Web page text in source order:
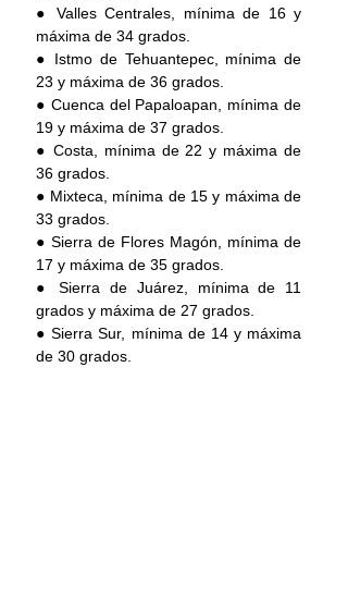
● Valles Centrales, mínima de 16 y
máxima de 34 grados.
● Istmo de Tehuantepec, mínima de
23 y máxima de 36 grados.
● Cuenca del Papaloapan, mínima de
19 y máxima de 37 grados.
● Costa, mínima de 22 y máxima de
36 grados.
● Mixteca, mínima de 15 y máxima de
33 grados.
● Sierra de Flores Magón, mínima de
17 y máxima de 35 grados.
● Sierra de Juárez, mínima de 11
grados y máxima de 27 grados.
● Sierra Sur, mínima de 14 y máxima
de 30 grados.